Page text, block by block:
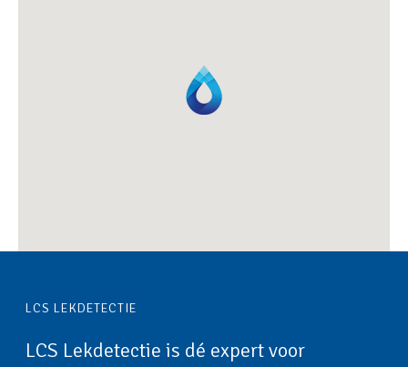
LCS LEKDETECTIE
LCS Lekdetectie is dé expert voor